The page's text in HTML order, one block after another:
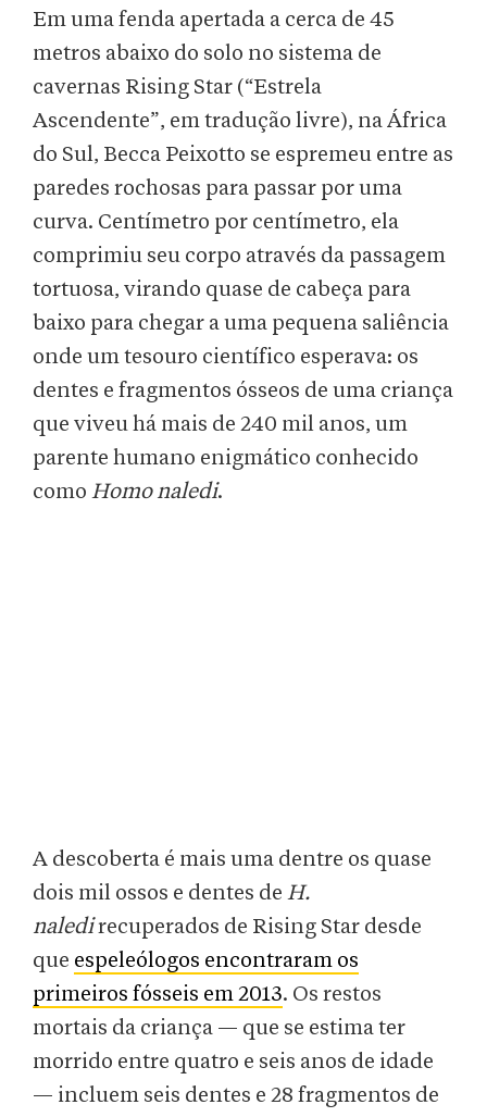
Em uma fenda apertada a cerca de 45
metros abaixo do solo no sistema de
cavernas Rising Star (“Estrela
Ascendente”, em tradução livre), na África
do Sul, Becca Peixotto se espremeu entre as
paredes rochosas para passar por uma
curva. Centímetro por centímetro, ela
comprimiu seu corpo através da passagem
tortuosa, virando quase de cabeça para
baixo para chegar a uma pequena saliência
onde um tesouro científico esperava: os
dentes e fragmentos ósseos de uma criança
que viveu há mais de 240 mil anos, um
parente humano enigmático conhecido
como Homo naledi.
A descoberta é mais uma dentre os quase
dois mil ossos e dentes de H.
naledirecuperados de Rising Star desde
que espeleólogos encontraram os
primeiros fósseis em 2013. Os restos
mortais da criança — que se estima ter
morrido entre quatro e seis anos de idade
— incluem seis dentes e 28 fragmentos de